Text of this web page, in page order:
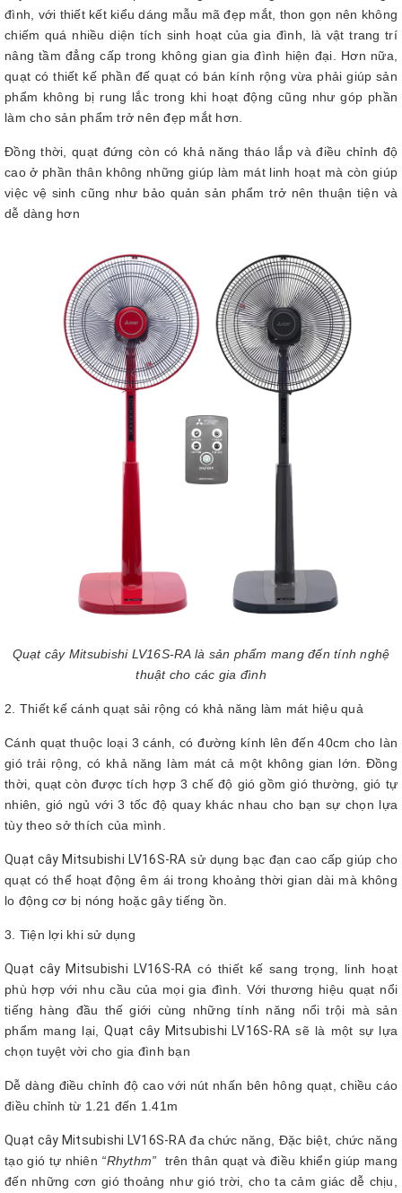
đình, với thiết kết kiểu dáng mẫu mã đẹp mắt, thon gọn nên không
chiếm quá nhiều diện tích sinh hoạt của gia đình, là vật trang trí
nâng tầm đẳng cấp trong không gian gia đình hiện đại. Hơn nữa,
quạt có thiết kế phần đế quạt có bán kính rộng vừa phải giúp sản
phẩm không bị rung lắc trong khi hoạt động cũng như góp phần
làm cho sản phẩm trở nên đẹp mắt hơn.
Đồng thời, quạt đứng còn có khả năng tháo lắp và điều chỉnh độ
cao ở phần thân không những giúp làm mát linh hoạt mà còn giúp
việc vệ sinh cũng như bảo quản sản phẩm trở nên thuận tiện và
dễ dàng hơn
Quạt cây Mitsubishi LV16S-RA là sản phẩm mang đến tính nghệ
thuật cho các gia đình
2. Thiết kế cánh quạt sải rộng có khả năng làm mát hiệu quả
Cánh quạt thuộc loại 3 cánh, có đường kính lên đến 40cm cho làn
gió trải rộng, có khả năng làm mát cả một không gian lớn. Đồng
thời, quạt còn được tích hợp 3 chế độ gió gồm gió thường, gió tự
nhiên, gió ngủ với 3 tốc độ quay khác nhau cho bạn sự chọn lựa
tùy theo sở thích của mình.
Quạt cây Mitsubishi LV16S-RA sử dụng bạc đạn cao cấp giúp cho
quạt có thể hoạt động êm ái trong khoảng thời gian dài mà không
lo động cơ bị nóng hoặc gây tiếng ồn.
3. Tiện lợi khi sử dụng
Quạt cây Mitsubishi LV16S-RA có thiết kế sang trọng, linh hoạt
phù hợp với nhu cầu của mọi gia đình. Với thương hiệu quạt nổi
tiếng hàng đầu thế giới cùng những tính năng nổi trội mà sản
phẩm mang lại,Quạt cây Mitsubishi LV16S-RA sẽ là một sự lựa
chọn tuyệt vời cho gia đình bạn
Dễ dàng điều chỉnh độ cao với nút nhấn bên hông quạt, chiều cáo
điều chỉnh từ 1.21 đến 1.41m
Quạt cây Mitsubishi LV16S-RAđa chức năng, Đặc biệt, chức năng
tạo gió tự nhiên “Rhythm” trên thân quạt và điều khiển giúp mang
đến những cơn gió thoảng như gió trời, cho ta cảm giác dễ chịu,